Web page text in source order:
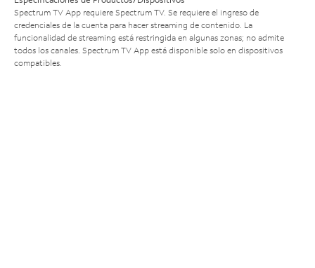
Spectrum TV App requiere Spectrum TV. Se requiere el ingreso de
credenciales de la cuenta para hacer streaming de contenido. La
funcionalidad de streaming está restringida en algunas zonas; no admite
todos los canales. Spectrum TV App está disponible solo en dispositivos
compatibles.